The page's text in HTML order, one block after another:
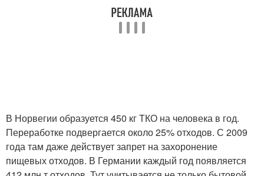
В Норвегии образуется 450 кг ТКО на человека в год.
Переработке подвергается около 25% отходов. С 2009
года там даже действует запрет на захоронение
пищевых отходов. В Германии каждый год появляется